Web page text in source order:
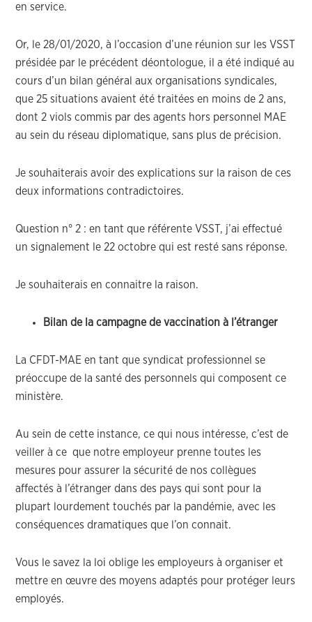
en service.
Or, le 28/01/2020, à l’occasion d’une réunion sur les VSST
présidée par le précédent déontologue, il a été indiqué au
cours d’un bilan général aux organisations syndicales,
que 25 situations avaient été traitées en moins de 2 ans,
dont 2 viols commis par des agents hors personnel MAE
au sein du réseau diplomatique, sans plus de précision.
Je souhaiterais avoir des explications sur la raison de ces
deux informations contradictoires.
Question n° 2 : en tant que référente VSST, j’ai effectué
un signalement le 22 octobre qui est resté sans réponse.
Je souhaiterais en connaitre la raison.
Bilan de la campagne de vaccination à l’étranger
La CFDT-MAE en tant que syndicat professionnel se
préoccupe de la santé des personnels qui composent ce
ministère.
Au sein de cette instance, ce qui nous intéresse, c’est de
veiller à ce que notre employeur prenne toutes les
mesures pour assurer la sécurité de nos collègues
affectés à l’étranger dans des pays qui sont pour la
plupart lourdement touchés par la pandémie, avec les
conséquences dramatiques que l’on connait.
Vous le savez la loi oblige les employeurs à organiser et
mettre en œuvre des moyens adaptés pour protéger leurs
employés.